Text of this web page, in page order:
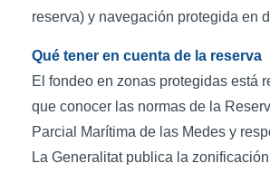
reserva) y navegación protegida en
Qué tener en cuenta de la reserva
El fondeo en zonas protegidas está
que conocer las normas de la
Parcial Marítima de las Medes y
La Generalitat publica la